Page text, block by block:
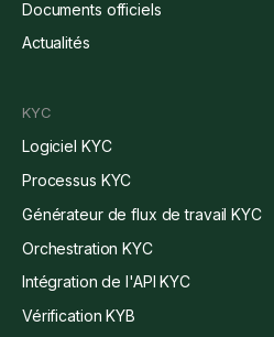
Documents officiels
Actualités
KYC
Logiciel KYC
Processus KYC
Générateur de flux de travail KYC
Orchestration KYC
Intégration de l'API KYC
Vérification KYB